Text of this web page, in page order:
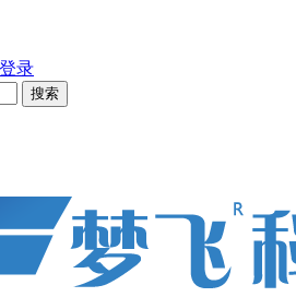
录
搜索